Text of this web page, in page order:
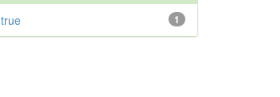
1
true